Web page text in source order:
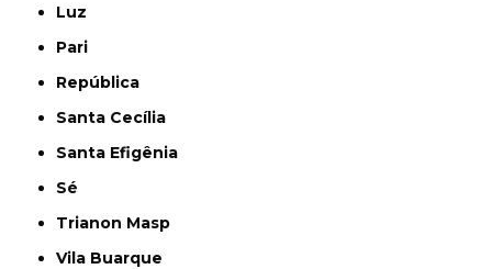
Luz
Pari
República
Santa Cecília
Santa Efigênia
Sé
Trianon Masp
Vila Buarque